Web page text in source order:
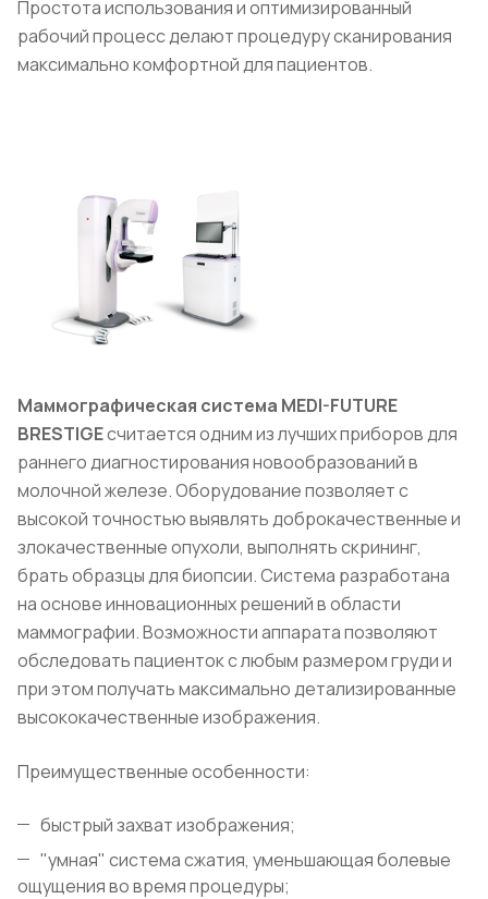
Простота использования и оптимизированный
рабочий процесс делают процедуру сканирования
максимально комфортной для пациентов.
Маммографическая система MEDI-FUTURE
BRESTIGEсчитается одним из лучших приборов для
раннего диагностирования новообразований в
молочной железе. Оборудование позволяет с
высокой точностью выявлять доброкачественные и
злокачественные опухоли, выполнять скрининг,
брать образцы для биопсии. Система разработана
на основе инновационных решений в области
маммографии. Возможности аппарата позволяют
обследовать пациенток с любым размером груди и
при этом получать максимально детализированные
высококачественные изображения.
Преимущественные особенности:
быстрый захват изображения;
"умная" система сжатия, уменьшающая болевые
ощущения во время процедуры;